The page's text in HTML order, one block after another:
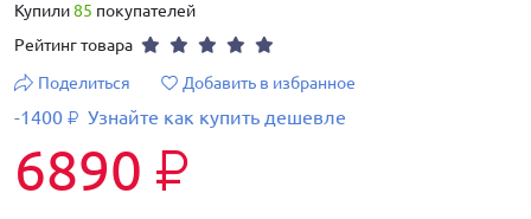
Купили85 покупателей
Рейтинг товара
Поделиться
Добавить в избранное
-1400 ₽ Узнайте как купить дешевле
6890 ₽